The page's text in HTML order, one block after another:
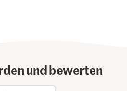
und bewerten